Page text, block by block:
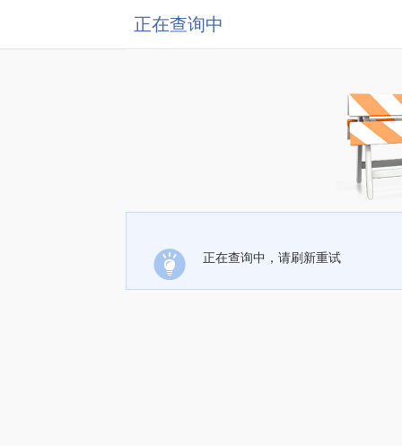
正在查询中
正在查询中，请刷新重试